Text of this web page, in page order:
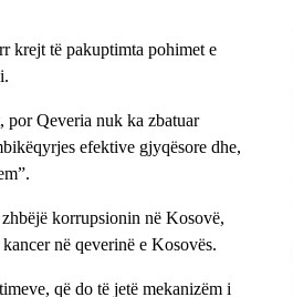
krejt të pakuptimta pohimet e
Qeveria nuk ka zbatuar
efektive gjyqësore dhe,
korrupsionin në Kosovë,
në qeverinë e Kosovës.
që do të jetë mekanizëm i